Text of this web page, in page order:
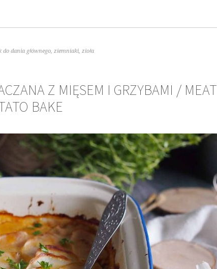
do dania głównego, ziemniaki, zioła
Z MIĘSEM I GRZYBAMI / MEAT
BAKE